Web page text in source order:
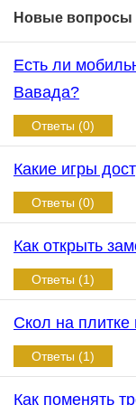
Новые вопросы
Есть ли
Вавада?
Ответы (0)
Какие игры
Ответы (0)
Как открыть
Ответы (1)
Скол на плитке
Ответы (1)
Как поменять